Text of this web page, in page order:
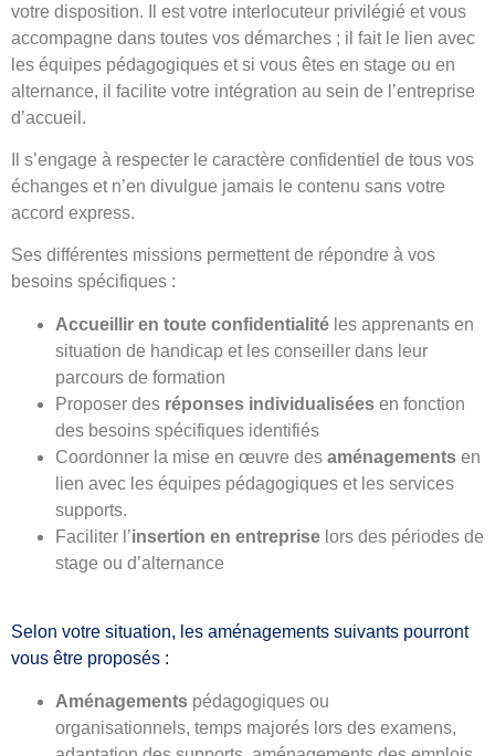
votre disposition. Il est votre interlocuteur privilégié et vous
accompagne dans toutes vos démarches ; il fait le lien avec
les équipes pédagogiques et si vous êtes en stage ou en
alternance, il facilite votre intégration au sein de l’entreprise
d’accueil.
Il s’engage à respecter le caractère confidentiel de tous vos
échanges et n’en divulgue jamais le contenu sans votre
accord express.
Ses différentes missions permettent de répondre à vos
besoins spécifiques :
Accueillir en toute confidentialité les apprenants en
situation de handicap et les conseiller dans leur
parcours de formation
Proposer des réponses individualisées en fonction
des besoins spécifiques identifiés
Coordonner la mise en œuvre des aménagements en
lien avec les équipes pédagogiques et les services
supports.
Faciliter l’insertion en entreprise lors des périodes de
stage ou d’alternance
Selon votre situation, les aménagements suivants pourront
vous être proposés :
Aménagements pédagogiques ou
organisationnels, temps majorés lors des examens,